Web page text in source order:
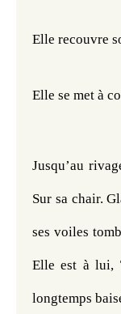
Elle recouvre
Elle se met à
Jusqu’au
Sur sa chair.
ses voiles
Elle est à lui,
longtemps